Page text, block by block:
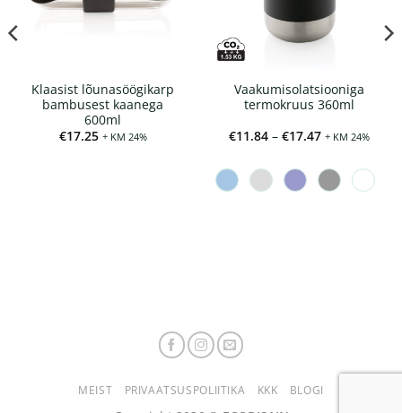
Klaasist lõunasöögikarp
bambusest kaanega
600ml
€17.25 + KM 24%
Vaakumisolatsiooniga
termokruus 360ml
€11.84 – €17.47
€11.84
€17.47
+ KM 24%
MEIST PRIVAATSUSPOLIITIKA KKK BLOGI